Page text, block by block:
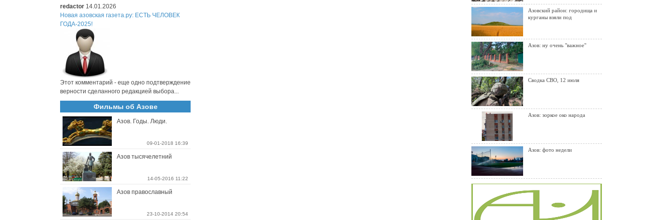
redactor 14.01.2026
Новая азовская газета.ру: ЕСТЬ ЧЕЛОВЕК
ГОДА-2025!
Этот комментарий - еще одно подтверждение
верности сделанного редакцией выбора...
Фильмы об Азове
Азов. Годы. Люди.
09-01-2018 16:39
Азов тысячелетний
14-05-2016 11:22
Азов православный
23-10-2014 20:54
Азовский район: городища и
курганы взяли под
Азов: ну очень "важное"
Сводка СВО, 12 июля
Азов: зоркое око народа
Азов: фото недели